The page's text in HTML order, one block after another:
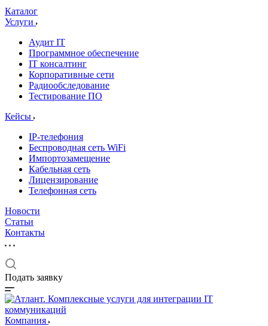
Каталог
Услуги
Аудит IT
Программное обеспечение
IT консалтинг
Корпоративные сети
Радиообследование
Тестирование ПО
Кейсы
IP-телефония
Беспроводная сеть WiFi
Импортозамещение
Кабельная сеть
Лицензирование
Телефонная сеть
Новости
Статьи
Контакты
Подать заявку
Компания